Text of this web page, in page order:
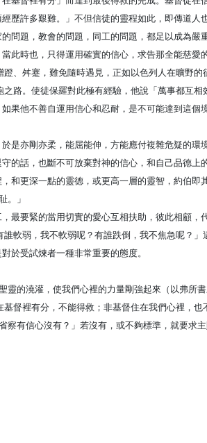
歷許多艱難。」不但信徒的靈程如此，即傳道人
問題，教會的問題，同工的問題，都足以成為嚴
此時也，只得運用確實的信心，求告那全能慈愛
、舛蹇，難免隨時遇見，正如以色列人在曠野的
路。使徒保羅對此極有經驗，他說「萬事都互相
果他不善自運用信心和忍耐，是不可能達到這個
是亦剛亦柔，能屈能伸，方能應付複雜危疑的環
的話，也斷不可放棄對神的信心，和自己品德上
和更深一點的靈德，或更高一層的靈智，約伯即
。」
最要緊的當用切實的愛心互相扶助，彼此相顧，
軟弱，我不軟弱呢？有誰跌倒，我不焦急呢？」
於受試煉者一種非常重要的態度。
的澆灌，使我們心裡的力量剛強起來（以弗所
督裡有分，不能得救；非基督住在我們心裡，也
有信心沒有？」若沒有，或不夠標準，就要求